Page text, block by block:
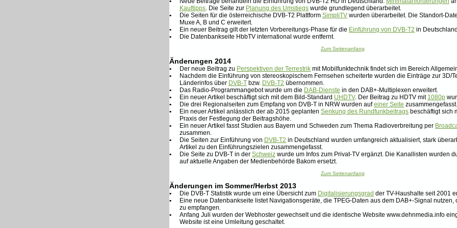
Kauftipps. Die Seite zur Planung des Umstiegs wurde grundlegend überarbeitet.
•
Die Seiten für die österreichische DVB-T2 Plattform SimpliTV wurden überarbeitet. Die Standort-
Muxe A, B und C erweitert.
•
Ein neuer Beitrag gilt der letzten Vorbereitungs-Phase für die Einführung von DVB-T2 in
•
Die Datenbankseite HbbTV international wurde entfernt.
Zum Seitenanfang
Änderungen 2014
• Der neue Beitrag zu Perspektiven der Terrestrik mit Mobilfunktechnik findet sich im Bereich
•
Nachdem die Einführung von stereoskopischem Fernsehen scheiterte wurden die Einträge zur 3D/
Länderinfos über DVB-T bzw. DVB-T2 übernommen.
•
Das Radio-Programmangebot wurde um die DAB-Dienste in den DAB+-Multiplexen erweitert.
•
Ein neuer Artikel beschäftigt sich mit dem Bild-Standard UHDTV. Der Beitrag zu HDTV mit 1080p
•
Die drei Regionalseiten zum Empfang von DVB-T in NRW wurden aufeiner Seite zusammengefasst.
•
Ein neuer Artikel anlässlich der ab 2015 geplanten Senkung des Rundfunkbeitrags beschäftigt sich
Praxis der Festlegung der Beitragshöhe.
•
Ein neuer Artikel fasst Studien aus Bayern und Schweden zum Thema Radioverbreitung per
zusammen.
•
Die Seiten zur Einführung von DVB-T2 in Deutschland wurden umfangreich aktualisiert, stark
Artikel zu den Einführungszielen zusammengefasst.
•
Die Seite zu DVB-T in der Schweiz wurde um Infos zum Privat-TV ergänzt. Die Kanallisten wurden
auf aktuelle Angaben der Medienbehörde Bakom ersetzt.
Zum Seitenanfang
Änderungen im Sommer/Herbst 2013
• Die DVB-T Statistik wurde um eine Übersicht zum Digitalisierungsgrad der TV-Haushalte seit 2001
•
Eine neue Datenbankseite listet Navigationsgeräte, die TPEG-Daten aus dem DAB+-Signal
zu empfangen.
•
Anfang Juli wurden der Webhoster gewechselt und die identische Website www.dehnmedia.info
Website ist eine Umleitung geschaltet.